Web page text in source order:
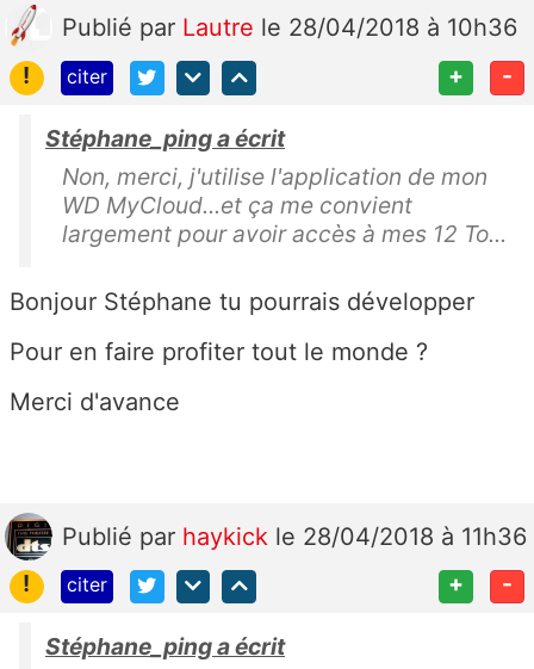
Publié par Lautre le 28/04/2018 à 10h36
!
citer + -
Stéphane_ping a écrit
Non, merci, j'utilise l'application de mon
WD MyCloud...et ça me convient
largement pour avoir accès à mes 12 To...
Bonjour Stéphane tu pourrais développer
Pour en faire profiter tout le monde ?
Merci d'avance
Publié par haykick le 28/04/2018 à 11h36
!
citer + -
Stéphane_ping a écrit